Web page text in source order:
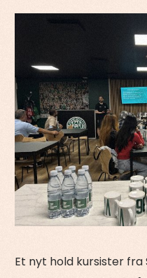
Et nyt hold kursister